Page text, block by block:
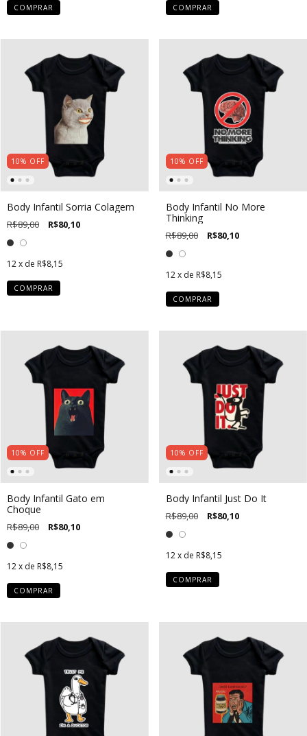
COMPRAR COMPRAR
10% OFF
Body Infantil Sorria Colagem
R$89,00 R$80,10
12x de R$8,15
COMPRAR
10% OFF
Body Infantil No More
Thinking
R$89,00 R$80,10
12 x de R$8,15
COMPRAR
10% OFF
Body Infantil Gato em
Choque
R$89,00 R$80,10
12x de R$8,15
COMPRAR
10% OFF
Body Infantil Just Do It
R$89,00 R$80,10
12 x de R$8,15
COMPRAR